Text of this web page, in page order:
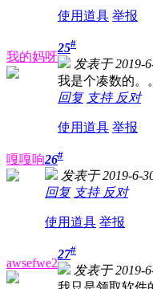
使用道具 举报
我的妈呀
25#
发表于 2019-
我是个凑数的。
回复 支持 反对
使用道具 举报
嘎嘎响26#
发表于 2019-6-
回复 支持 反对
使用道具 举报
awsefwe2
27#
发表于 2019-